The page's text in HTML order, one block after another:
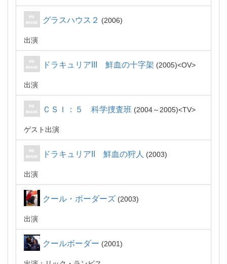
グラスハウス２ 2006
出演
ドラキュリアIII 鮮血の十字架 2005 OV
出演
ＣＳＩ：５ 科学捜査班 2004～2005 TV
ゲスト出演
ドラキュリアII 鮮血の狩人 2003
出演
クール・ボーダーズ 2003
出演
クールボーダー 2001